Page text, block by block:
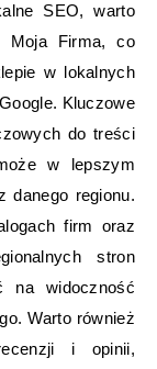
SEO, warto
Moja Firma, co
w lokalnych
Kluczowe
do treści
w lepszym
danego regionu.
firm oraz
stron
na widoczność
Warto również
i opinii,